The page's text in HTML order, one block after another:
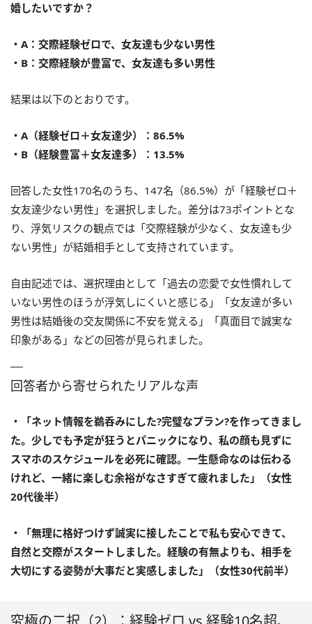
婚したいですか？
・A：交際経験ゼロで、女友達も少ない男性
・B：交際経験が豊富で、女友達も多い男性
結果は以下のとおりです。
・A（経験ゼロ＋女友達少）：86.5%
・B（経験豊富＋女友達多）：13.5%
回答した女性170名のうち、147名（86.5%）が「経験ゼロ＋
女友達少ない男性」を選択しました。差分は73ポイントとな
り、浮気リスクの観点では「交際経験が少なく、女友達も少
ない男性」が結婚相手として支持されています。
自由記述では、選択理由として「過去の恋愛で女性慣れして
いない男性のほうが浮気しにくいと感じる」「女友達が多い
男性は結婚後の交友関係に不安を覚える」「真面目で誠実な
印象がある」などの回答が見られました。
回答者から寄せられたリアルな声
・「ネット情報を鵜呑みにした?完璧なプラン?を作ってきまし
た。少しでも予定が狂うとパニックになり、私の顔も見ずに
スマホのスケジュールを必死に確認。一生懸命なのは伝わる
けれど、一緒に楽しむ余裕がなさすぎて疲れました」（女性
20代後半）
・「無理に格好つけず誠実に接したことで私も安心できて、
自然と交際がスタートしました。経験の有無よりも、相手を
大切にする姿勢が大事だと実感しました」（女性30代前半）